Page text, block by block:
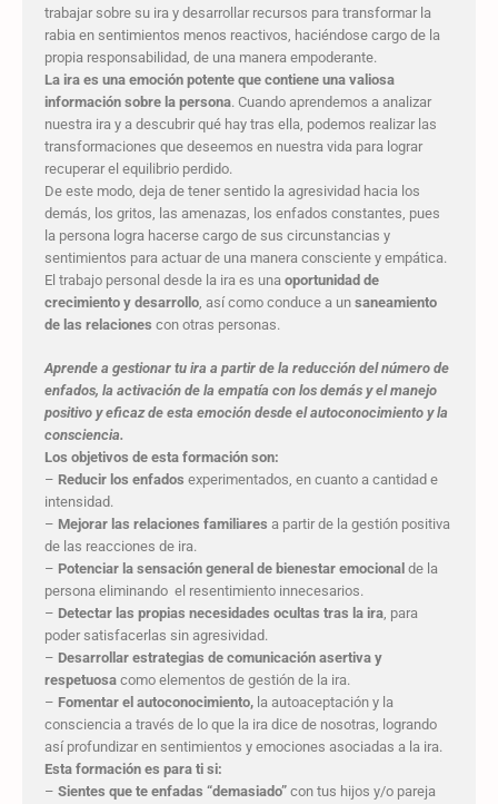
trabajar sobre su ira y desarrollar recursos para transformar la
rabia en sentimientos menos reactivos, haciéndose cargo de la
propia responsabilidad, de una manera empoderante.
La ira es una emoción potente que contiene una valiosa
información sobre la persona. Cuando aprendemos a analizar
nuestra ira y a descubrir qué hay tras ella, podemos realizar las
transformaciones que deseemos en nuestra vida para lograr
recuperar el equilibrio perdido.
De este modo, deja de tener sentido la agresividad hacia los
demás, los gritos, las amenazas, los enfados constantes, pues
la persona logra hacerse cargo de sus circunstancias y
sentimientos para actuar de una manera consciente y empática.
El trabajo personal desde la ira es una oportunidad de
crecimiento y desarrollo , así como conduce a un saneamiento
de las relaciones con otras personas.
Aprende a gestionar tu ira a partir de la reducción del número de
enfados, la activación de la empatía con los demás y el manejo
positivo y eficaz de esta emoción desde el autoconocimiento y la
consciencia.
Los objetivos de esta formación son:
– Reducir los enfados experimentados, en cuanto a cantidad e
intensidad.
– Mejorar las relaciones familiares a partir de la gestión positiva
de las reacciones de ira.
– Potenciar la sensación general de bienestar emocional de la
persona eliminando el resentimiento innecesarios.
– Detectar las propias necesidades ocultas tras la ira, para
poder satisfacerlas sin agresividad.
– Desarrollar estrategias de comunicación asertiva y
respetuosa como elementos de gestión de la ira.
– Fomentar el autoconocimiento, la autoaceptación y la
consciencia a través de lo que la ira dice de nosotras, logrando
así profundizar en sentimientos y emociones asociadas a la ira.
Esta formación es para ti si:
– Sientes que te enfadas “demasiado” con tus hijos y/o pareja